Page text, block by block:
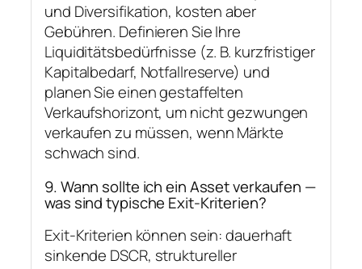
und Diversifikation, kosten aber
Gebühren. Definieren Sie Ihre
Liquiditätsbedürfnisse (z. B. kurzfristiger
Kapitalbedarf, Notfallreserve) und
planen Sie einen gestaffelten
Verkaufshorizont, um nicht gezwungen
verkaufen zu müssen, wenn Märkte
schwach sind.
9. Wann sollte ich ein Asset verkaufen —
was sind typische Exit-Kriterien?
Exit-Kriterien können sein: dauerhaft
sinkende DSCR, struktureller